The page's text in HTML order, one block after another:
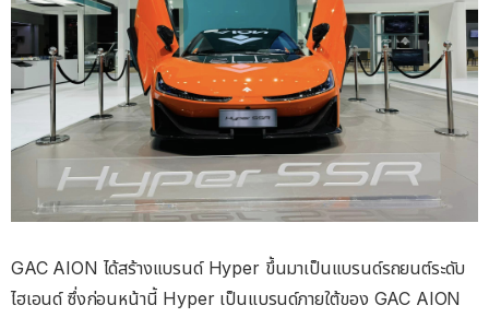
GAC AION ได้สร้างแบรนด์ Hyper ขึ้นมาเป็นแบรนด์รถยนต์ระดับ
ไฮเอนด์ ซึ่งก่อนหน้านี้ Hyper เป็นแบรนด์ภายใต้ของ GAC AION